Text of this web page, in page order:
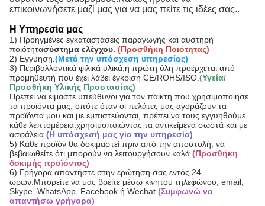
επικοινωνήσετε μαζί μας για να μας πείτε τις ιδέες σας..
Η Υπηρεσία μας
1) Προηγμένες εγκαταστάσεις παραγωγής και αυστηρή
ποιότητασύστημα ελέγχου. (Προσθήκη Ποιότητας)
2) Εγγύηση. (Μετά την υπόσχεση υπηρεσίας)
3) Περιβαλλοντικά φιλικά υλικά,η πρώτη ύλη προέρχεται από
προμηθευτή που έχει λάβει έγκριση CE/ROHS/ISO. (Υγεία/
Προσθήκη Υλικής Προστασίας)
Πρέπει να είμαστε υπεύθυνοι για τον παίκτη που χρησιμοποίησε
τα προϊόντα μας, οπότε όταν οι πελάτες μας αγοράζουν τα
προϊόντα μου και με εμπιστεύονται, πρέπει να τους εγγυηθούμε
κάθε λεπτομέρεια.χρησιμοποιώντας τα αντικείμενα σωστά και με
ασφάλεια. (Η υπόσχεσή μας για την υπηρεσία)
5) Κάθε προϊόν θα δοκιμαστεί πριν από την αποστολή, να
βεβαιωθείτε ότι μπορούν να λειτουργήσουν καλά. (Προσθήκη
δοκιμής προϊόντος)
6) Γρήγορα απαντήστε στην ερώτηση σας εντός 24
ωρών.Μπορείτε να μας βρείτε μέσω κινητού τηλεφώνου, email,
Skype, WhatsApp, Facebook ή Wechat. (Συμφωνώ να
απαντήσω γρήγορα)